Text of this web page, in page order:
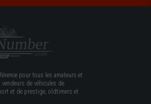
pour tous les amateurs et
de véhicules de
et de prestige, oldtimers et